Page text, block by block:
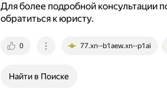
Для более подробной консультации
обратиться к юристу.
0 77.xn--b1aew.xn--p1ai
Найти в Поиске